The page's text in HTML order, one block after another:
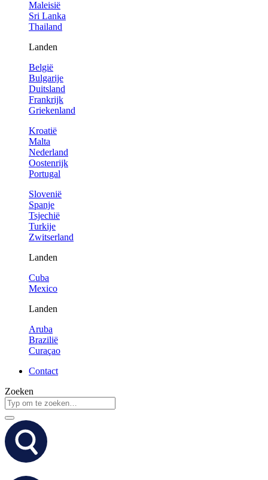
Maleisië
Sri Lanka
Thailand
Landen
België
Bulgarije
Duitsland
Frankrijk
Griekenland
Kroatië
Malta
Nederland
Oostenrijk
Portugal
Slovenië
Spanje
Tsjechië
Turkije
Zwitserland
Landen
Cuba
Mexico
Landen
Aruba
Brazilië
Curaçao
Contact
Zoeken